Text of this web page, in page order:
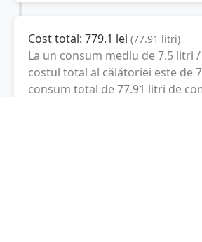
Cost total: 779.1 lei (77.91 litri)
La un consum mediu de7.5 litri
costul total al călătoriei este de
consum total de77.91 litri de